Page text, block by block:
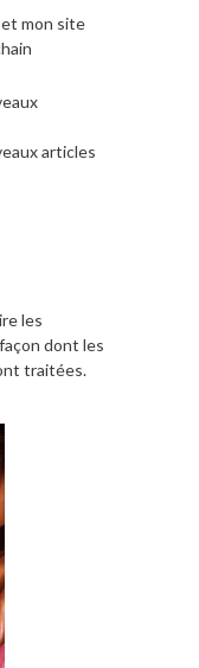
mon site
articles
les
dont les
traitées.